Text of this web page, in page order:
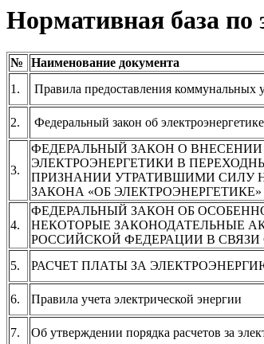
Нормативная база по
№ Наименование документа
1.
Правила предоставления коммунальных
2.
Федеральный закон об электроэнергетике
3.
ФЕДЕРАЛЬНЫЙ ЗАКОН О
ЭЛЕКТРОЭНЕРГЕТИКИ В
ПРИЗНАНИИ УТРАТИВШИМИ СИЛУ
ЗАКОНА «ОБ ЭЛЕКТРОЭНЕРГЕТИКЕ»
4.
ФЕДЕРАЛЬНЫЙ ЗАКОН ОБ
НЕКОТОРЫЕ ЗАКОНОДАТЕЛЬНЫЕ
РОССИЙСКОЙ ФЕДЕРАЦИИ В СВЯЗИ
5. РАСЧЕТ ПЛАТЫ ЗА
6.
Правила учета электрической энергии
7.
Об утверждении порядка расчетов за